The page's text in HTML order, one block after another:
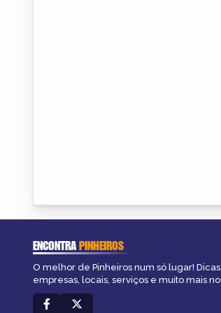
ENCONTRAPINHEIROS
O melhor de Pinheiros num só lugar!
empresas, locais, serviços e muito mais